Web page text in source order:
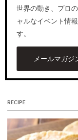
世界の動き、プロ
ャルなイベント情
す。
メールマガジ
RECIPE